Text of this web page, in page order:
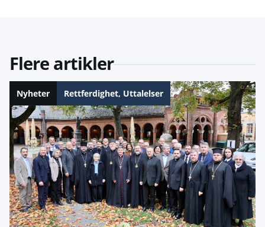
Flere artikler
Nyheter Rettferdighet, Uttalelser